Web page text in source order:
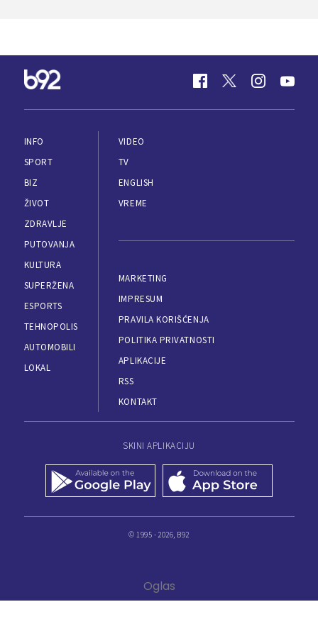
INFO
SPORT
BIZ
ŽIVOT
ZDRAVLJE
PUTOVANJA
KULTURA
SUPERŽENA
ESPORTS
TEHNOPOLIS
AUTOMOBILI
LOKAL
VIDEO
TV
ENGLISH
VREME
MARKETING
IMPRESUM
PRAVILA KORIŠĆENJA
POLITIKA PRIVATNOSTI
APLIKACIJE
RSS
KONTAKT
SKINI APLIKACIJU
© 1995 - 2026, B92